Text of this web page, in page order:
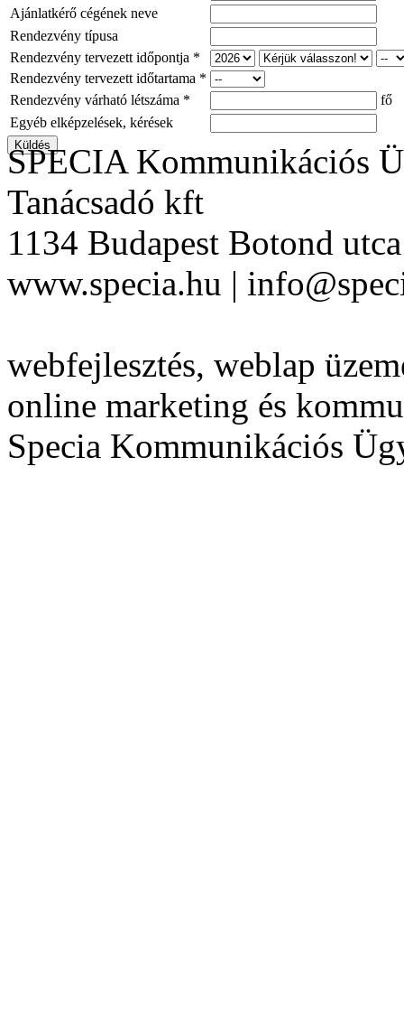
Ajánlatkérő cégének neve
Rendezvény típusa
Rendezvény tervezett időpontja *
Rendezvény tervezett időtartama *
Rendezvény várható létszáma *
fő
Egyéb elképzelések, kérések
SPECIA Kommunikációs
Tanácsadó kft
1134 Budapest Botond
www.specia.hu |
webfejlesztés, weblap
online marketing és
Specia Kommunikációs